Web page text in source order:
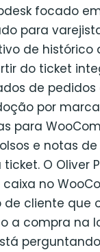
focado
para
de histórico
do ticket
de
por
para
e notas
O Oliver
no
de cliente que
a compra na